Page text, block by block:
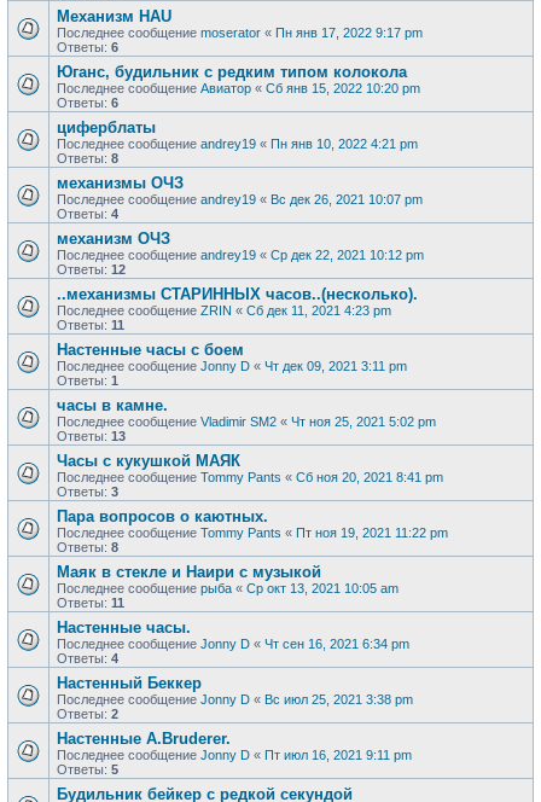
Механизм HAU
Последнее сообщение moserator « Пн янв 17, 2022 9:17 pm
Ответы: 6
Юганс, будильник с редким типом колокола
Последнее сообщение Авиатор « Сб янв 15, 2022 10:20 pm
Ответы: 6
циферблаты
Последнее сообщение andrey19 « Пн янв 10, 2022 4:21 pm
Ответы: 8
механизмы ОЧЗ
Последнее сообщение andrey19 « Вс дек 26, 2021 10:07 pm
Ответы: 4
механизм ОЧЗ
Последнее сообщение andrey19 « Ср дек 22, 2021 10:12 pm
Ответы: 12
..механизмы СТАРИННЫХ часов..(несколько).
Последнее сообщение ZRIN « Сб дек 11, 2021 4:23 pm
Ответы: 11
Настенные часы с боем
Последнее сообщение Jonny D « Чт дек 09, 2021 3:11 pm
Ответы: 1
часы в камне.
Последнее сообщение Vladimir SM2 « Чт ноя 25, 2021 5:02 pm
Ответы: 13
Часы с кукушкой МАЯК
Последнее сообщение Tommy Pants « Сб ноя 20, 2021 8:41 pm
Ответы: 3
Пара вопросов о каютных.
Последнее сообщение Tommy Pants « Пт ноя 19, 2021 11:22 pm
Ответы: 8
Маяк в стекле и Наири с музыкой
Последнее сообщение рыба « Ср окт 13, 2021 10:05 am
Ответы: 11
Настенные часы.
Последнее сообщение Jonny D « Чт сен 16, 2021 6:34 pm
Ответы: 4
Настенный Беккер
Последнее сообщение Jonny D « Вс июл 25, 2021 3:38 pm
Ответы: 2
Настенные A.Bruderer.
Последнее сообщение Jonny D « Пт июл 16, 2021 9:11 pm
Ответы: 5
Будильник бейкер с редкой секундой